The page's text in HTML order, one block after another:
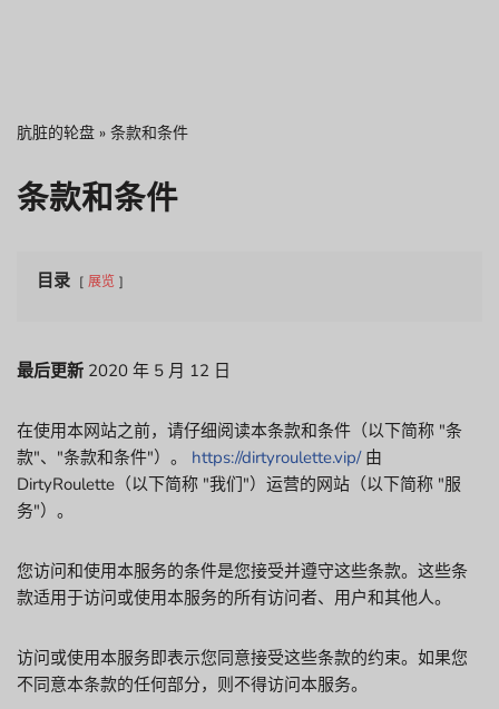
肮脏的轮盘 » 条款和条件
条款和条件
目录 展览
最后更新 2020 年 5 月 12 日
在使用本网站之前，请仔细阅读本条款和条件（以下简称 "条
款"、"条款和条件"）。 https://dirtyroulette.vip/由
DirtyRoulette（以下简称 "我们"）运营的网站（以下简称 "服
务"）。
您访问和使用本服务的条件是您接受并遵守这些条款。这些条
款适用于访问或使用本服务的所有访问者、用户和其他人。
访问或使用本服务即表示您同意接受这些条款的约束。如果您
不同意本条款的任何部分，则不得访问本服务。